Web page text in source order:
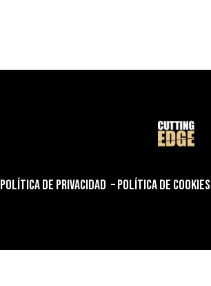
POLÍTICA DE PRIVACIDAD –POLÍTICA DE COOKIES